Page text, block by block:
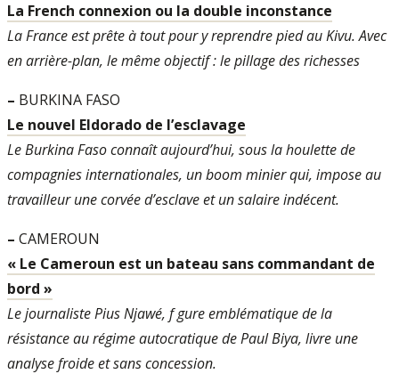
La French connexion ou la double inconstance
La France est prête à tout pour y reprendre pied au Kivu. Avec
en arrière-plan, le même objectif : le pillage des richesses
– BURKINA FASO
Le nouvel Eldorado de l’esclavage
Le Burkina Faso connaît aujourd’hui, sous la houlette de
compagnies internationales, un boom minier qui, impose au
travailleur une corvée d’esclave et un salaire indécent.
– CAMEROUN
« Le Cameroun est un bateau sans commandant de
bord »
Le journaliste Pius Njawé, f gure emblématique de la
résistance au régime autocratique de Paul Biya, livre une
analyse froide et sans concession.